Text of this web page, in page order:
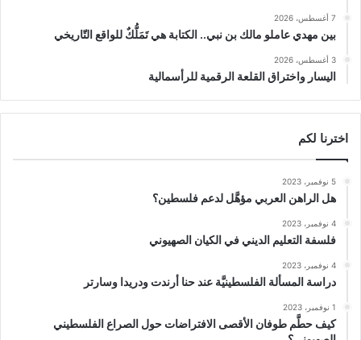
7 أغسطس، 2026
بين مهدي عاملو مالك بن نبي.. الكتابة هي تَمَلُّكٌ للواقع التّاريخي
3 أغسطس، 2026
اليسار واختراق القلعة الرقمية للرأسمالية
اخترنا لكم
5 نوفمبر، 2023
هل الراهن العربي مؤهَّل لدعم فلسطين؟
4 نوفمبر، 2023
فلسفة التعليم الديني في الكيان الصهيوني
4 نوفمبر، 2023
دراسة المسألة الفلسطينيَّة عند حنا أرندت ودريدا وسارتر
1 نوفمبر، 2023
كيف حطَّم طوفان الأقصى الافتراضات حول الصراع الفلسطيني